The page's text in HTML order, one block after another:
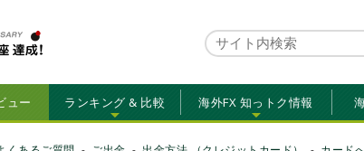
ュー ランキング & 比較 海外FX 知っトク情報